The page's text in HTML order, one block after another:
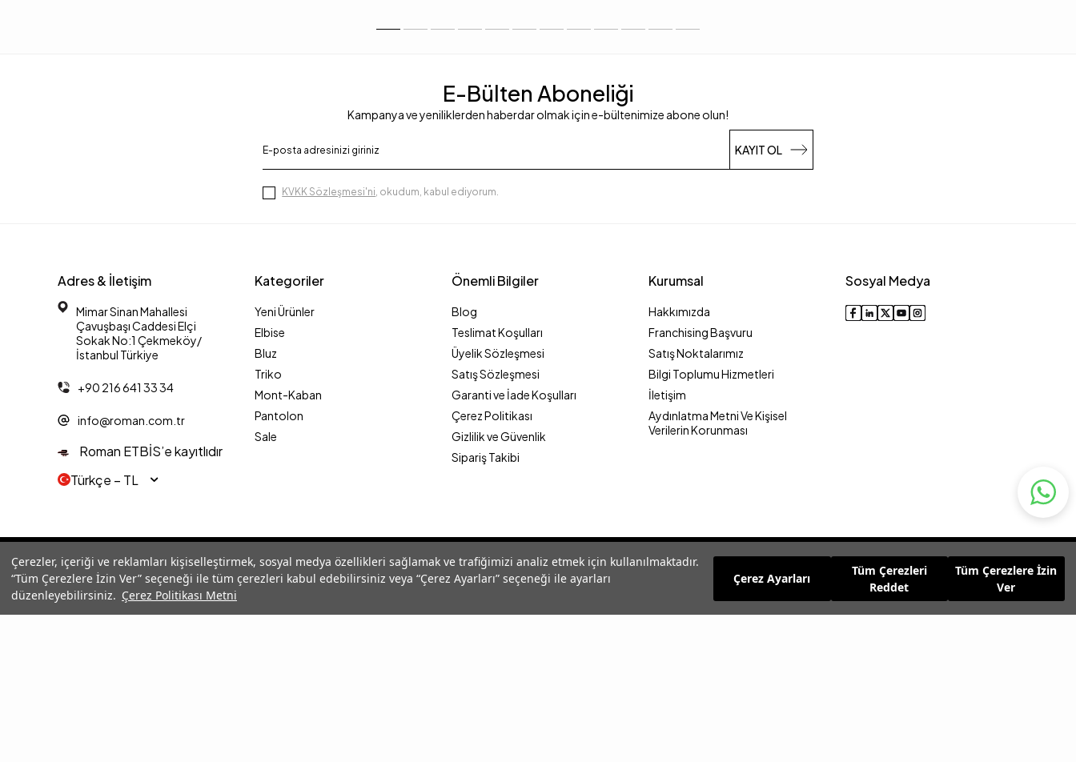
Çerezler, içeriği ve reklamları kişiselleştirmek, sosyal medya özellikleri sağlamak ve trafiğimizi analiz etmek için kullanılmaktadır.
“Tüm Çerezlere İzin Ver” seçeneği ile tüm çerezleri kabul edebilirsiniz veya “Çerez Ayarları” seçeneği ile ayarları
düzenleyebilirsiniz. Çerez Politikası Metni
Çerez Ayarları
Tüm Çerezleri
Reddet
Tüm Çerezlere İzin
Ver
E-Bülten Aboneliği
Kampanya ve yeniliklerden haberdar olmak için e-bültenimize abone olun!
KAYIT OL
KVKK Sözleşmesi'ni, okudum, kabul ediyorum.
Adres & İletişim
Mimar Sinan Mahallesi
Çavuşbaşı Caddesi Elçi
Sokak No:1 Çekmeköy/
İstanbul Türkiye
+90 216 641 33 34
info@roman.com.tr
Roman ETBİS’e kayıtlıdır
Türkçe − TL
Kategoriler
Yeni Ürünler
Elbise
Bluz
Triko
Mont-Kaban
Pantolon
Sale
Önemli Bilgiler
Blog
Teslimat Koşulları
Üyelik Sözleşmesi
Satış Sözleşmesi
Garanti ve İade Koşulları
Çerez Politikası
Gizlilik ve Güvenlik
Sipariş Takibi
Kurumsal
Hakkımızda
Franchising Başvuru
Satış Noktalarımız
Bilgi Toplumu Hizmetleri
İletişim
Aydınlatma Metni Ve Kişisel
Verilerin Korunması
Sosyal Medya
© 2025 Roman® Tüm Hakları Saklıdır, İzinsiz kullanılamaz